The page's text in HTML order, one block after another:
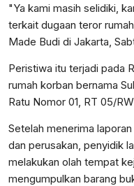
"Ya kami masih selidiki,
terkait dugaan teror
Made Budi di Jakarta,
Peristiwa itu terjadi pada
rumah korban bernama
Ratu Nomor 01, RT 05/
Setelah menerima
dan perusakan, penyidik
melakukan olah tempat
mengumpulkan barang